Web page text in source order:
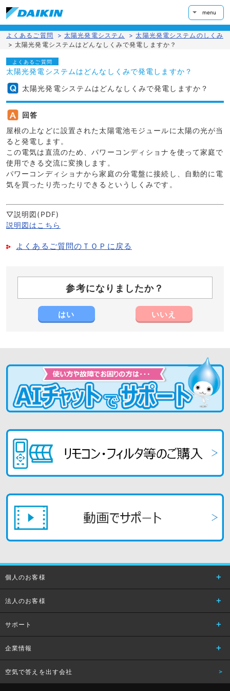
menu
よくあるご質問 > 太陽光発電システム > 太陽光発電システムのしくみ
> 太陽光発電システムはどんなしくみで発電しますか？
よくあるご質問
太陽光発電システムはどんなしくみで発電しますか？
太陽光発電システムはどんなしくみで発電しますか？
回答
屋根の上などに設置された太陽電池モジュールに太陽の光が当
ると発電します。
この電気は直流のため、パワーコンディショナを使って家庭で
使用できる交流に変換します。
パワーコンディショナから家庭の分電盤に接続し、自動的に電
気を買ったり売ったりできるというしくみです。
▽説明図(PDF)
説明図はこちら
よくあるご質問のＴＯＰに戻る
参考になりましたか？
はい いいえ
個人のお客様
法人のお客様
サポート
企業情報
空気で答えを出す会社